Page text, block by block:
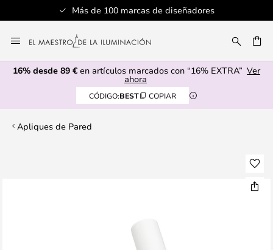
Más de 100 marcas de diseñadores
al
contenido
16% desde 89 € en artículos marcados con “16% EXTRA” Ver
ahora
CÓDIGO:BEST COPIAR
Apliques de Pared